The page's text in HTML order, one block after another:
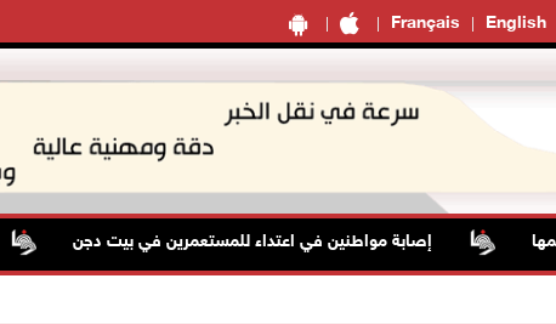
Français English
إصابة مواطنين في اعتداء للمستعمرين في بيت دجن